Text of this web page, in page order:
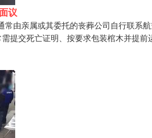
议
由亲属或其委托的丧葬公司自行联系
提交死亡证明、按要求包装棺木并提